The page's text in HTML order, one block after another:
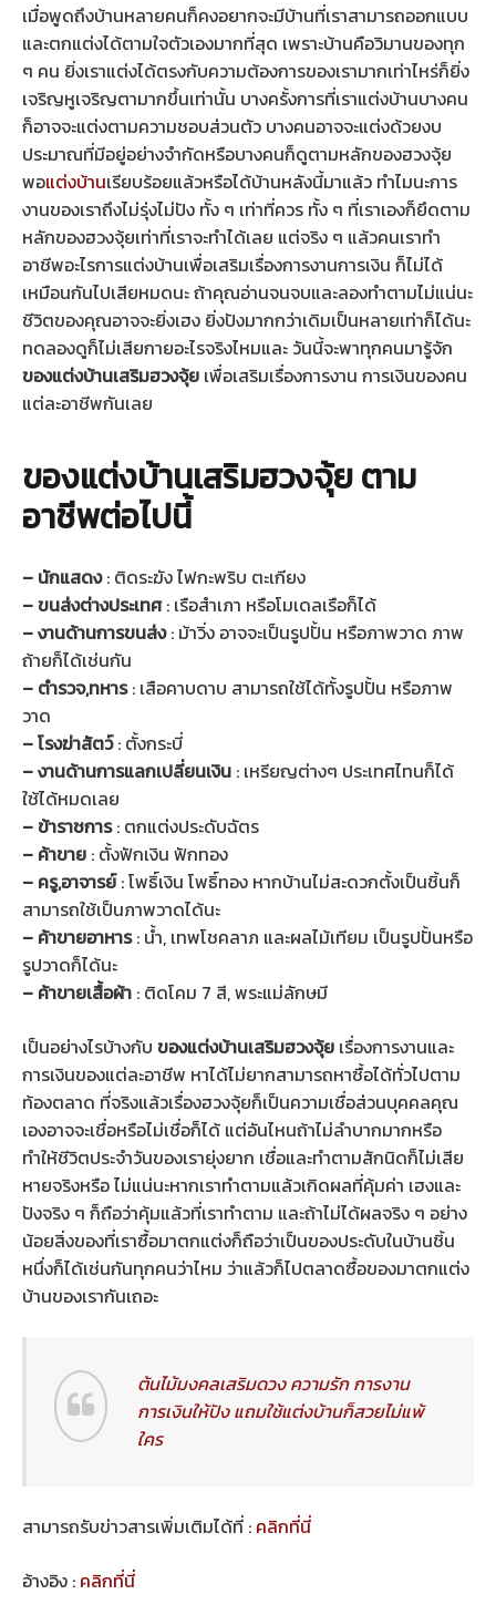
เมื่อพูดถึงบ้านหลายคนก็คงอยากจะมีบ้านที่เราสามารถออกแบบ
และตกแต่งได้ตามใจตัวเองมากที่สุด เพราะบ้านคือวิมานของทุก
ๆ คน ยิ่งเราแต่งได้ตรงกับความต้องการของเรามากเท่าไหร่ก็ยิ่ง
เจริญหูเจริญตามากขึ้นเท่านั้น บางครั้งการที่เราแต่งบ้านบางคน
ก็อาจจะแต่งตามความชอบส่วนตัว บางคนอาจจะแต่งด้วยงบ
ประมาณที่มีอยู่อย่างจำกัดหรือบางคนก็ดูตามหลักของฮวงจุ้ย
พอแต่งบ้านเรียบร้อยแล้วหรือได้บ้านหลังนี้มาแล้ว ทำไมนะการ
งานของเราถึงไม่รุ่งไม่ปัง ทั้ง ๆ เท่าที่ควร ทั้ง ๆ ที่เราเองก็ยึดตาม
หลักของฮวงจุ้ยเท่าที่เราจะทำได้เลย แต่จริง ๆ แล้วคนเราทำ
อาชีพอะไรการแต่งบ้านเพื่อเสริมเรื่องการงานการเงิน ก็ไม่ได้
เหมือนกันไปเสียหมดนะ ถ้าคุณอ่านจนจบและลองทำตามไม่แน่นะ
ชีวิตของคุณอาจจะยิ่งเฮง ยิ่งปังมากกว่าเดิมเป็นหลายเท่าก็ได้นะ
ทดลองดูก็ไม่เสียกายอะไรจริงไหมและ วันนี้จะพาทุกคนมารู้จัก
ของแต่งบ้านเสริมฮวงจุ้ย เพื่อเสริมเรื่องการงาน การเงินของคน
แต่ละอาชีพกันเลย
ของแต่งบ้านเสริมฮวงจุ้ย ตาม
อาชีพต่อไปนี้
– นักแสดง: ติดระฆัง ไฟกะพริบ ตะเกียง
– ขนส่งต่างประเทศ: เรือสำเภา หรือโมเดลเรือก็ได้
– งานด้านการขนส่ง: ม้าวิ่ง อาจจะเป็นรูปปั้น หรือภาพวาด ภาพ
ถ้ายก็ได้เช่นกัน
– ตำรวจ,ทหาร: เสือคาบดาบ สามารถใช้ได้ทั้งรูปปั้น หรือภาพ
วาด
– โรงฆ่าสัตว์: ตั้งกระบี่
– งานด้านการแลกเปลี่ยนเงิน : เหรียญต่างๆ ประเทศไทนก็ได้
ใช้ได้หมดเลย
– ข้าราชการ: ตกแต่งประดับฉัตร
– ค้าขาย : ตั้งฟักเงิน ฟักทอง
– ครู,อาจารย์: โพธิ์เงิน โพธิ์ทอง หากบ้านไม่สะดวกตั้งเป็นชิ้นก็
สามารถใช้เป็นภาพวาดได้นะ
– ค้าขายอาหาร: น้ำ, เทพโชคลาภ และผลไม้เทียม เป็นรูปปั้นหรือ
รูปวาดก็ได้นะ
– ค้าขายเสื้อผ้า : ติดโคม 7 สี, พระแม่ลักษมี
เป็นอย่างไรบ้างกับ ของแต่งบ้านเสริมฮวงจุ้ย เรื่องการงานและ
การเงินของแต่ละอาชีพ หาได้ไม่ยากสามารถหาซื้อได้ทั่วไปตาม
ท้องตลาด ที่จริงแล้วเรื่องฮวงจุ้ยก็เป็นความเชื่อส่วนบุคคลคุณ
เองอาจจะเชื่อหรือไม่เชื่อก็ได้ แต่อันไหนถ้าไม่ลำบากมากหรือ
ทำให้ชีวิตประจำวันของเรายุ่งยาก เชื่อและทำตามสักนิดก็ไม่เสีย
หายจริงหรือ ไม่แน่นะหากเราทำตามแล้วเกิดผลที่คุ้มค่า เฮงและ
ปังจริง ๆ ก็ถือว่าคุ้มแล้วที่เราทำตาม และถ้าไม่ได้ผลจริง ๆ อย่าง
น้อยสิ่งของที่เราซื้อมาตกแต่งก็ถือว่าเป็นของประดับในบ้านชิ้น
หนึ่งก็ได้เช่นกันทุกคนว่าไหม ว่าแล้วก็ไปตลาดซื้อของมาตกแต่ง
บ้านของเรากันเถอะ
ต้นไม้มงคลเสริมดวง ความรัก การงาน
การเงินให้ปัง แถมใช้แต่งบ้านก็สวยไม่แพ้
ใคร
สามารถรับข่าวสารเพิ่มเติมได้ที่ : คลิกที่นี่
อ้างอิง : คลิกที่นี่